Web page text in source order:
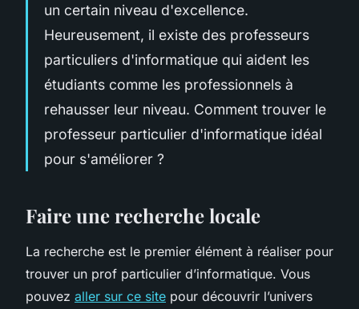
un certain niveau d'excellence.
Heureusement, il existe des professeurs
particuliers d'informatique qui aident les
étudiants comme les professionnels à
rehausser leur niveau. Comment trouver le
professeur particulier d'informatique idéal
pour s'améliorer ?
Faire une recherche locale
La recherche est le premier élément à réaliser pour
trouver un prof particulier d’informatique. Vous
pouvez aller sur ce site pour découvrir l’univers